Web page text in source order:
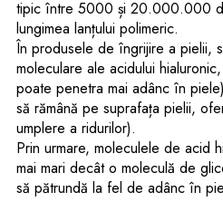
tipic între 5000 și 20.000.000
lungimea lanțului polimeric.
În produsele de îngrijire a pielii,
moleculare ale acidului
poate penetra mai adânc în
să rămână pe suprafața pielii,
umplere a ridurilor).
Prin urmare, moleculele de acid
mai mari decât o moleculă de
să pătrundă la fel de adânc în